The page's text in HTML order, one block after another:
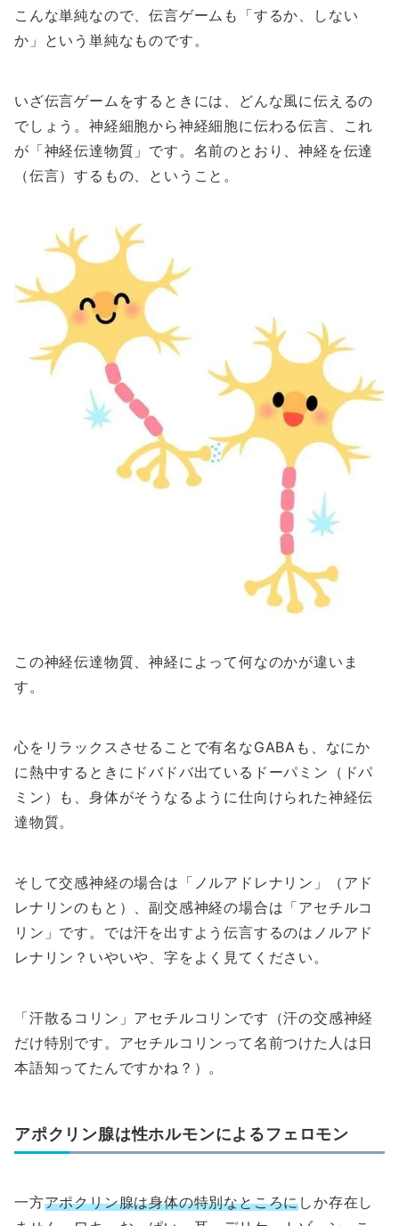
こんな単純なので、伝言ゲームも「するか、しない
か」という単純なものです。
いざ伝言ゲームをするときには、どんな風に伝えるの
でしょう。神経細胞から神経細胞に伝わる伝言、これ
が「神経伝達物質」です。名前のとおり、神経を伝達
（伝言）するもの、ということ。
この神経伝達物質、神経によって何なのかが違いま
す。
心をリラックスさせることで有名なGABAも、なにか
に熱中するときにドバドバ出ているドーパミン（ドパ
ミン）も、身体がそうなるように仕向けられた神経伝
達物質。
そして交感神経の場合は「ノルアドレナリン」（アド
レナリンのもと）、副交感神経の場合は「アセチルコ
リン」です。では汗を出すよう伝言するのはノルアド
レナリン？いやいや、字をよく見てください。
「汗散るコリン」アセチルコリンです（汗の交感神経
だけ特別です。アセチルコリンって名前つけた人は日
本語知ってたんですかね？）。
アポクリン腺は性ホルモンによるフェロモン
一方アポクリン腺は身体の特別なところにしか存在し